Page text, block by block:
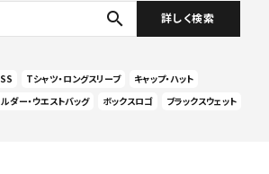
search 詳しく検索
Tシャツ・ロングスリーブ
キャップ・ハット
ルダー・ウエストバッグ ボックスロゴ ブラックスウェット